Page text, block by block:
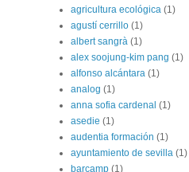
agricultura ecológica (1)
agustí cerrillo (1)
albert sangrà (1)
alex soojung-kim pang (1)
alfonso alcántara (1)
analog (1)
anna sofia cardenal (1)
asedie (1)
audentia formación (1)
ayuntamiento de sevilla (1)
barcamp (1)